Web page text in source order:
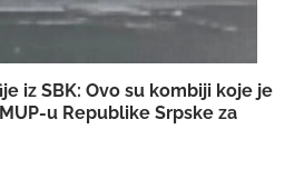
iz SBK: Ovo su kombiji koje je
u Republike Srpske za